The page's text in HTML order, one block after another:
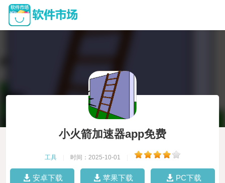
小火箭加速器app免费
工具 时间：2025-10-01
安卓下载 苹果下载 PC下载